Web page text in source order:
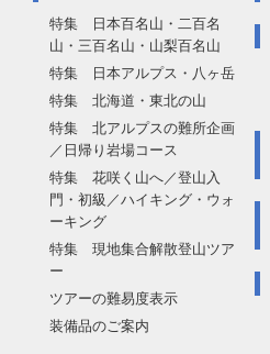
特集 日本百名山・二百名
山・三百名山・山梨百名山
特集 日本アルプス・八ヶ岳
特集 北海道・東北の山
特集 北アルプスの難所企画
／日帰り岩場コース
特集 花咲く山へ／登山入
門・初級／ハイキング・ウォ
ーキング
特集 現地集合解散登山ツア
ー
ツアーの難易度表示
装備品のご案内